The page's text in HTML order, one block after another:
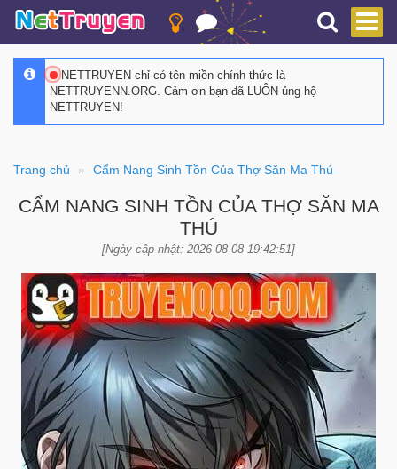
NETTRUYEN chỉ có tên miền chính thức là
NETTRUYENN.ORG. Cảm ơn bạn đã LUÔN ủng hộ
NETTRUYEN!
Trang chủ Cẩm Nang Sinh Tồn Của Thợ Săn Ma Thú
CẨM NANG SINH TỒN CỦA THỢ SĂN MA
THÚ
[Ngày cập nhật: 2026-08-08 19:42:51]